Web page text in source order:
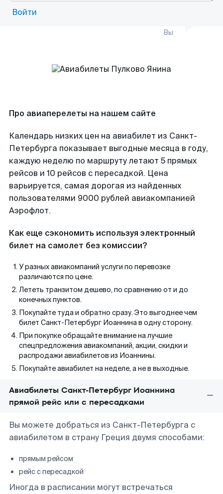
Войти
Вы
Про авиаперелеты на нашем сайте
Календарь низких цен на авиабилет из Санкт-
Петербурга показывает выгодные месяца в году,
каждую неделю по маршруту летают 5 прямых
рейсов и 10 рейсов с пересадкой. Цена
варьируется, самая дорогая из найденных
пользователями 9000 рублей авиакомпанией
Аэрофлот.
Как еще сэкономить используя электронный
билет на самолет без комиссии?
У разных авиакомпаний услуги по перевозке
различаются по цене.
Лететь транзитом дешево, по сравнению от и до
конечных пунктов.
Покупайте туда и обратно сразу. Это выгоднее чем
билет Санкт-Петербург Иоаннина в одну сторону.
При покупке обращайте внимание на лучшие
спецпредложения авиакомпаний, акции, скидки и
распродажи авиабилетов из Иоаннины.
Покупайте авиабилет на неделе, а не в выходные.
Авиабилеты Санкт-Петербург Иоаннина
прямой рейс или с пересадками
Вы можете добраться из Санкт-Петербурга с
авиабилетом в страну Греция двумя способами:
прямым рейсом
рейс с пересадкой
Иногда в расписании могут встречаться